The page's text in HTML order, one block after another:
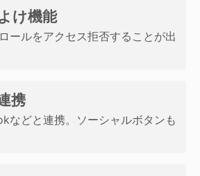
け機能
ールをアクセス拒否することが出
携
などと連携。ソーシャルボタンも